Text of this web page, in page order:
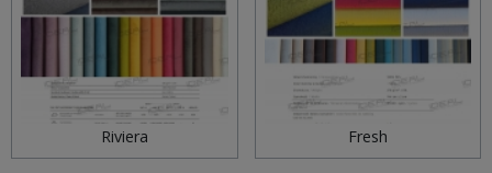
Riviera Fresh